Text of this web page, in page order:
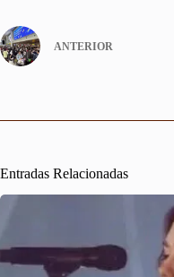
ANTERIOR
Entradas Relacionadas